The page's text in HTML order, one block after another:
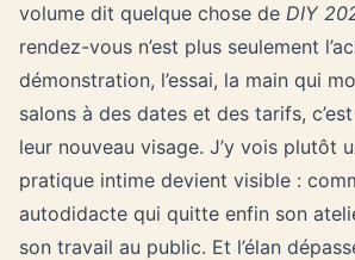
volume dit quelque chose de DIY
rendez-vous n’est plus seulement
démonstration, l’essai, la main qui
salons à des dates et des tarifs,
leur nouveau visage. J’y vois plutôt
pratique intime devient visible :
autodidacte qui quitte enfin son
son travail au public. Et l’élan